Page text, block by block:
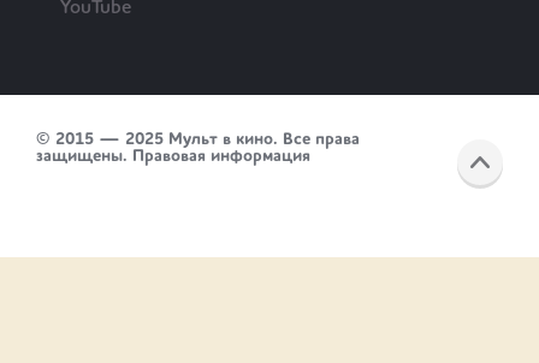
YouTube
© 2015 — 2025 Мульт в кино. Все права
защищены. Правовая информация